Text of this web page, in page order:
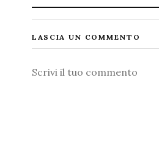
LASCIA UN COMMENTO
Commento